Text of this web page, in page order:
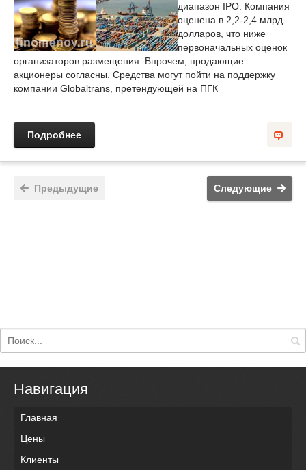
диапазон IPO. Компания
оценена в 2,2-2,4 млрд
долларов, что ниже
первоначальных оценок
организаторов размещения. Впрочем, продающие
акционеры согласны. Средства могут пойти на поддержку
компании Globaltrans, претендующей на ПГК
Подробнее
Предыдущие Следующие
Навигация
Главная
Цены
Клиенты